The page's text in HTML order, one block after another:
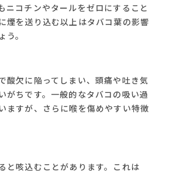
ニコチンやタールをゼロにすること
煙を送り込む以上はタバコ葉の影響
。
酸欠に陥ってしまい、頭痛や吐き気
がちです。一般的なタバコの吸い過
ますが、さらに喉を傷めやすい特徴
と咳込むことがあります。これは